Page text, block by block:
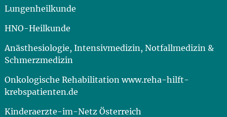
Lungenheilkunde
HNO-Heilkunde
Anästhesiologie, Intensivmedizin, Notfallmedizin &
Schmerzmedizin
Onkologische Rehabilitation www.reha-hilft-
krebspatienten.de
Kinderaerzte-im-Netz Österreich